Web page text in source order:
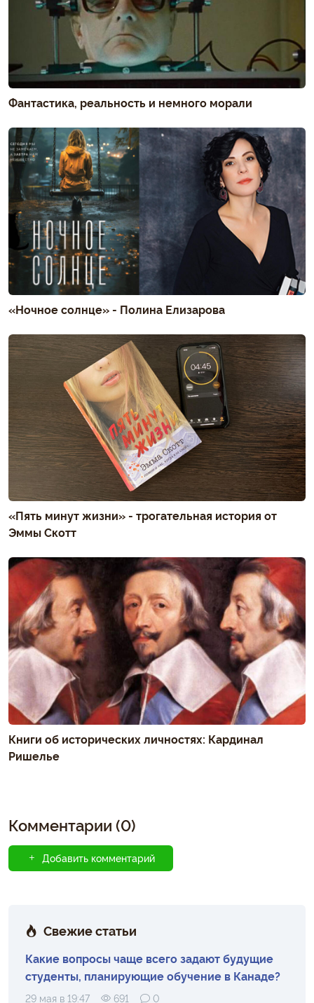
Фантастика, реальность и немного морали
«Ночное солнце» - Полина Елизарова
«Пять минут жизни» - трогательная история от
Эммы Скотт
Книги об исторических личностях: Кардинал
Ришелье
Комментарии (0)
Добавить комментарий
Свежие статьи
Какие вопросы чаще всего задают будущие
студенты, планирующие обучение в Канаде?
29 мая в 19:47 691 0